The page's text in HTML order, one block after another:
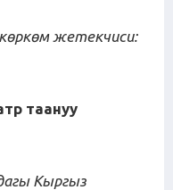
жетекчиси:
таануу
Кыргыз